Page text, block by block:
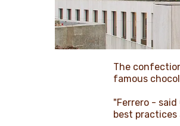
The
famous
"Ferrero -
best